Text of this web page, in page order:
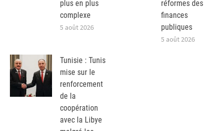
plus en plus
complexe
5 août 2026
réformes des
finances
publiques
5 août 2026
Tunisie : Tunis
mise sur le
renforcement
de la
coopération
avec la Libye